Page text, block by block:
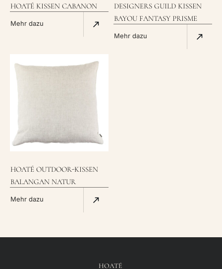
HOATÉ KISSEN CABANON
Mehr dazu
DESIGNERS GUILD KISSEN
BAYOU FANTASY PRISME
Mehr dazu
HOATÉ OUTDOOR-KISSEN
BALANGAN NATUR
Mehr dazu
HOATÉ